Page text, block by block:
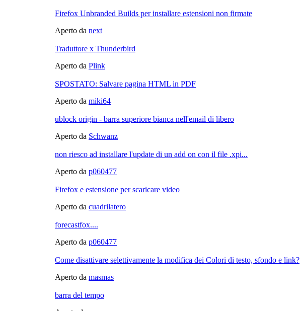
Firefox Unbranded Builds per installare estensioni non firmate
Aperto da next
Traduttore x Thunderbird
Aperto da Plink
SPOSTATO: Salvare pagina HTML in PDF
Aperto da miki64
ublock origin - barra superiore bianca nell'email di libero
Aperto da Schwanz
non riesco ad installare l'update di un add on con il file .xpi...
Aperto da p060477
Firefox e estensione per scaricare video
Aperto da cuadrilatero
forecastfox....
Aperto da p060477
Come disattivare selettivamente la modifica dei Colori di testo, sfondo e link?
Aperto da masmas
barra del tempo